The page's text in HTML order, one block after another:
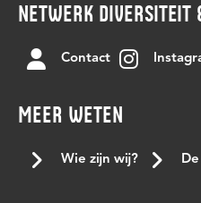
NETWERK DIVERSITEIT
Contact
MEER WETEN
Wie zijn wij?